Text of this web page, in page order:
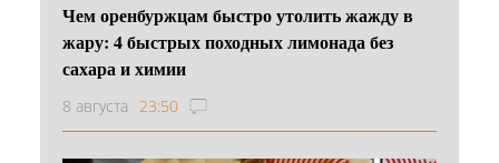
Чем оренбуржцам быстро утолить жажду в
жару: 4 быстрых походных лимонада без
сахара и химии
8 августа 23:50